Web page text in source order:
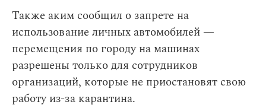
Также аким сообщил о запрете на
использование личных автомобилей —
перемещения по городу на машинах
разрешены только для сотрудников
организаций, которые не приостановят свою
работу из-за карантина.